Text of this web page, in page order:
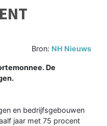
Bron: NH Nieuws
De
en bedrijfsgebouwen
jaar met 75 procent